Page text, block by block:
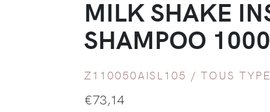
MILK SHAKE
SHAMPOO
Z110050AISL105 /TOUS
€73,14